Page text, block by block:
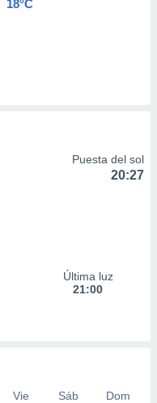
18°C
Puesta del sol
20:27
Última luz
21:00
Vie Sáb
Dom